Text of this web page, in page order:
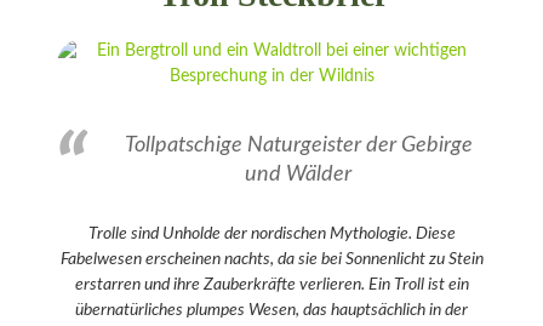
Tollpatschige Naturgeister der Gebirge
und Wälder
Trolle sind Unholde der nordischen Mythologie. Diese
Fabelwesen erscheinen nachts, da sie bei Sonnenlicht zu Stein
erstarren und ihre Zauberkräfte verlieren. Ein Troll ist ein
übernatürliches plumpes Wesen, das hauptsächlich in der